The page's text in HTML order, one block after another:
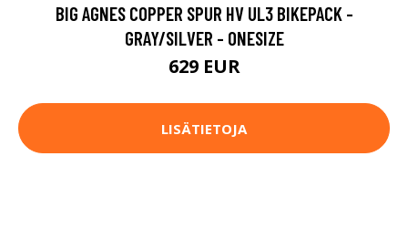
BIG AGNES COPPER SPUR HV UL3 BIKEPACK -
GRAY/SILVER - ONESIZE
629 EUR
LISÄTIETOJA